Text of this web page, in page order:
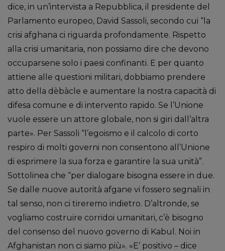
dice, in un’intervista a Repubblica, il presidente del
Parlamento europeo, David Sassoli, secondo cui “la
crisi afghana ci riguarda profondamente. Rispetto
alla crisi umanitaria, non possiamo dire che devono
occuparsene solo i paesi confinanti. E per quanto
attiene alle questioni militari, dobbiamo prendere
atto della dèbàcle e aumentare la nostra capacità di
difesa comune e di intervento rapido. Se l’Unione
vuole essere un attore globale, non si giri dall’altra
parte». Per Sassoli “l’egoismo e il calcolo di corto
respiro di molti governi non consentono all’Unione
di esprimere la sua forza e garantire la sua unità”.
Sottolinea che “per dialogare bisogna essere in due.
Se dalle nuove autorità afgane vi fossero segnali in
tal senso, non ci tireremo indietro. D’altronde, se
vogliamo costruire corridoi umanitari, c’è bisogno
del consenso del nuovo governo di Kabul. Noi in
Afghanistan non ci siamo più». «E’ positivo – dice